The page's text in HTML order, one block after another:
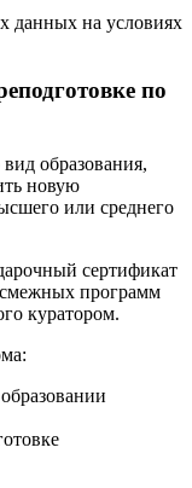
данных на условиях
по
образования,
новую
или среднего
сертификат
программ
куратором.